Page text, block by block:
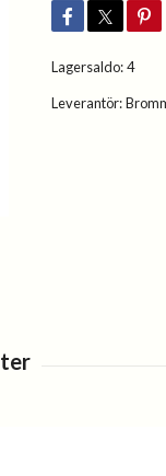
Lagersaldo:4
Leverantör: